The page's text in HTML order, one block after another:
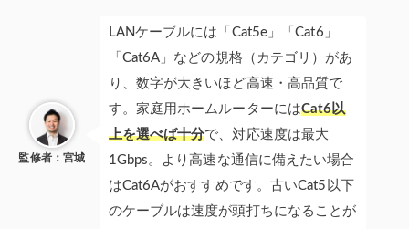
監修者：宮城
LANケーブルには「Cat5e」「Cat6」
「Cat6A」などの規格（カテゴリ）があ
り、数字が大きいほど高速・高品質で
す。家庭用ホームルーターにはCat6以
上を選べば十分で、対応速度は最大
1Gbps。より高速な通信に備えたい場合
はCat6Aがおすすめです。古いCat5以下
のケーブルは速度が頭打ちになることが